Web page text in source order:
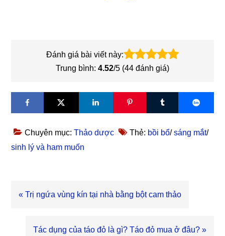
Đánh giá bài viết này:
Trung bình: 4.52/5 (44 đánh giá)
Chuyên mục:Thảo dược Thẻ: bồi bổ/sáng mắt/
sinh lý và ham muốn
Bài
« Trị ngứa vùng kín tại nhà bằng bột cam thảo
Bài
Tác dụng của táo đỏ là gì? Táo đỏ mua ở đâu? »